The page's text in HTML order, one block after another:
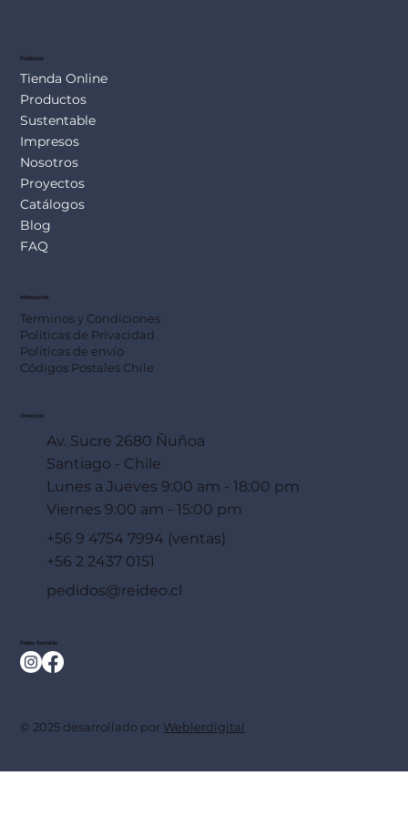
Productos
Tienda Online
Productos
Sustentable
Impresos
Nosotros
Proyectos
Catálogos
Blog
FAQ
Información
Terminos y Condiciones
Políticas de Privacidad
Políticas de envío
Códigos Postales Chile
Dirección
Av. Sucre 2680 Ñuñoa
Santiago - Chile
Lunes a Jueves 9:00 am - 18:00 pm
Viernes 9:00 am - 15:00 pm
+56 9 4754 7994 (ventas)
+56 2 2437 0151
pedidos@reideo.cl
Redes Sociales
© 2025 desarrollado por Weblerdigital